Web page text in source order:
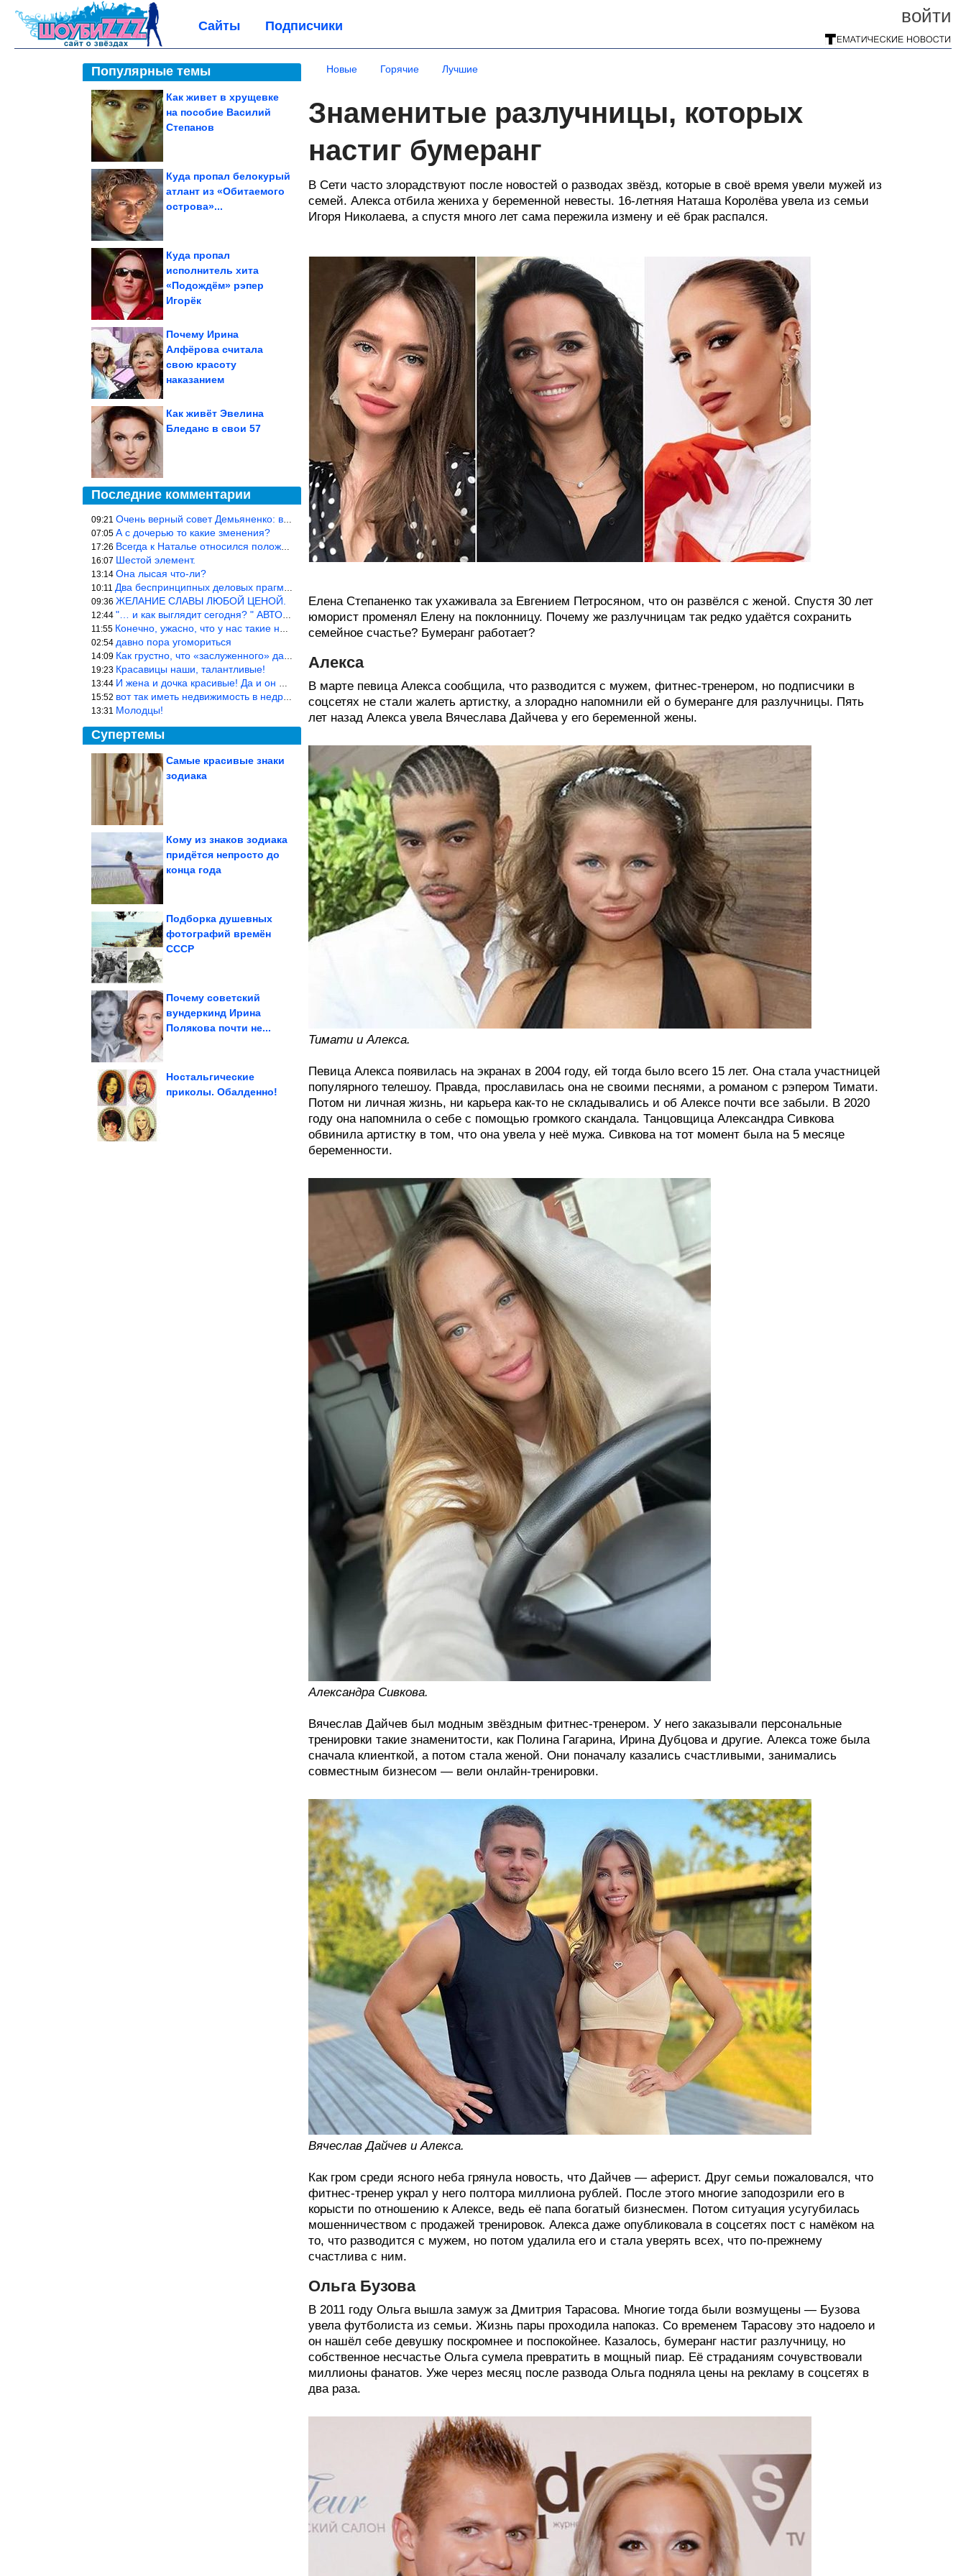
войти
Сайты Подписчики
Популярные темы
Как живет в хрущевке
на пособие Василий
Степанов
Куда пропал белокурый
атлант из «Обитаемого
острова»...
Куда пропал
исполнитель хита
«Подождём» рэпер
Игорёк
Почему Ирина
Алфёрова считала
свою красоту
наказанием
Как живёт Эвелина
Бледанс в свои 57
Последние комментарии
09:21 Очень верный совет Демьяненко: в этой среде надо либо иметь зубы
07:05 А с дочерью то какие зменения?
17:26 Всегда к Наталье относился положительно… Время покажет, что буде
16:07 Шестой элемент.
13:14 Она лысая что-ли?
10:11 Два беспринципных деловых прагматика нашли друг друга и «остепен
09:36 ЖЕЛАНИЕ СЛАВЫ ЛЮБОЙ ЦЕНОЙ.
12:44 "… и как выглядит сегодня? " АВТОР, РЕДАКТОР — ВЫ ЧТО
11:55 Конечно, ужасно, что у нас такие недалёкие и прямые люди… Как мо
02:54 давно пора угомориться
14:09 Как грустно, что «заслуженного» дают не заслуженно, а (чаще) по-
19:23 Красавицы наши, талантливые!
13:44 И жена и дочка красивые! Да и он настоящий мужик!
15:52 вот так иметь недвижимость в недружественных странах Могут забра
13:31 Молодцы!
Супертемы
Самые красивые знаки
зодиака
Смешные видео для
Кому из знаков зодиака
придётся непросто до
конца года
Подборка душевных
фотографий времён
СССР
Почему советский
вундеркинд Ирина
Полякова почти не...
Простой маринад, после
получается...
Ностальгические
приколы. Обалденно!
Новые Горячие Лучшие
Знаменитые разлучницы, которых
настиг бумеранг
В Сети часто злорадствуют после новостей о разводах звёзд, которые в своё время увели мужей из
семей. Алекса отбила жениха у беременной невесты. 16-летняя Наташа Королёва увела из семьи
Игоря Николаева, а спустя много лет сама пережила измену и её брак распался.
Елена Степаненко так ухаживала за Евгением Петросяном, что он развёлся с женой. Спустя 30 лет
юморист променял Елену на поклонницу. Почему же разлучницам так редко удаётся сохранить
семейное счастье? Бумеранг работает?
Алекса
В марте певица Алекса сообщила, что разводится с мужем, фитнес-тренером, но подписчики в
соцсетях не стали жалеть артистку, а злорадно напомнили ей о бумеранге для разлучницы. Пять
лет назад Алекса увела Вячеслава Дайчева у его беременной жены.
Тимати и Алекса.
Певица Алекса появилась на экранах в 2004 году, ей тогда было всего 15 лет. Она стала участницей
популярного телешоу. Правда, прославилась она не своими песнями, а романом с рэпером Тимати.
Потом ни личная жизнь, ни карьера как-то не складывались и об Алексе почти все забыли. В 2020
году она напомнила о себе с помощью громкого скандала. Танцовщица Александра Сивкова
обвинила артистку в том, что она увела у неё мужа. Сивкова на тот момент была на 5 месяце
беременности.
Александра Сивкова.
Вячеслав Дайчев был модным звёздным фитнес-тренером. У него заказывали персональные
тренировки такие знаменитости, как Полина Гагарина, Ирина Дубцова и другие. Алекса тоже была
сначала клиенткой, а потом стала женой. Они поначалу казались счастливыми, занимались
совместным бизнесом — вели онлайн-тренировки.
Вячеслав Дайчев и Алекса.
Как гром среди ясного неба грянула новость, что Дайчев — аферист. Друг семьи пожаловался, что
фитнес-тренер украл у него полтора миллиона рублей. После этого многие заподозрили его в
корысти по отношению к Алексе, ведь её папа богатый бизнесмен. Потом ситуация усугубилась
мошенничеством с продажей тренировок. Алекса даже опубликовала в соцсетях пост с намёком на
то, что разводится с мужем, но потом удалила его и стала уверять всех, что по-прежнему
счастлива с ним.
Ольга Бузова
В 2011 году Ольга вышла замуж за Дмитрия Тарасова. Многие тогда были возмущены — Бузова
увела футболиста из семьи. Жизнь пары проходила напоказ. Со временем Тарасову это надоело и
он нашёл себе девушку поскромнее и поспокойнее. Казалось, бумеранг настиг разлучницу, но
собственное несчастье Ольга сумела превратить в мощный пиар. Её страданиям сочувствовали
миллионы фанатов. Уже через месяц после развода Ольга подняла цены на рекламу в соцсетях в
два раза.